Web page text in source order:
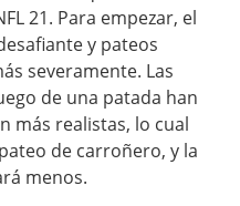
21. Para empezar, el
y pateos
severamente. Las
de una patada han
más realistas, lo cual
de carroñero, y la
menos.